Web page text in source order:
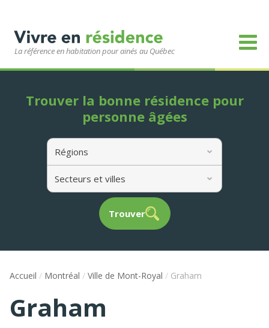
La référence en habitation pour ainés au Québec
Régions
Secteurs et villes
Trouver
Trouver la bonne résidence pour
personne âgées
Accueil / Montréal / Ville de Mont-Royal / Graham
Graham